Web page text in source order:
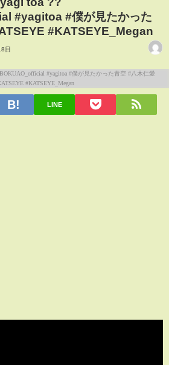
#yagitoa #僕が見たかった
#KATSEYE_Megan
日
LINE